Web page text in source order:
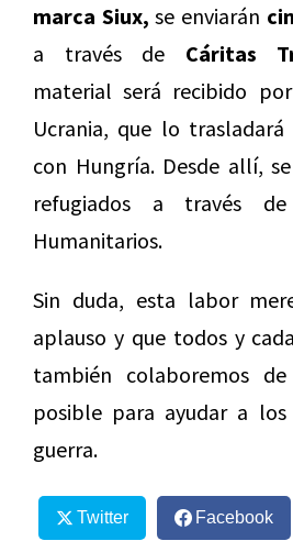
marca Siux, se enviarán
a través de Cáritas
material será recibido
Ucrania, que lo
con Hungría. Desde allí,
refugiados a través
Humanitarios.
Sin duda, esta labor
aplauso y que todos y
también colaboremos
posible para ayudar a
guerra.
Twitter Facebook